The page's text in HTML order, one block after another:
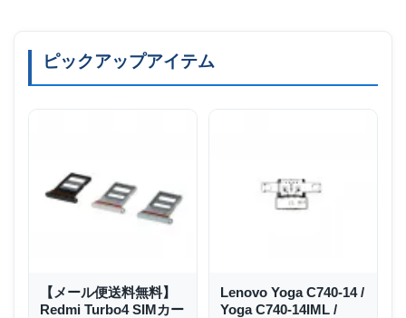
ピックアップアイテム
【メール便送料無料】
Redmi Turbo4 SIMカー
Lenovo Yoga C740-14 /
Yoga C740-14IML /